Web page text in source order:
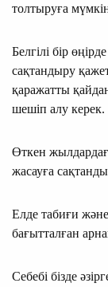
толтыруға
Белгілі бір
сақтандыру
қаражатты
шешіп алу керек.
Өткен
жасауға
Елде табиғи
бағытталған
Себебі бізде